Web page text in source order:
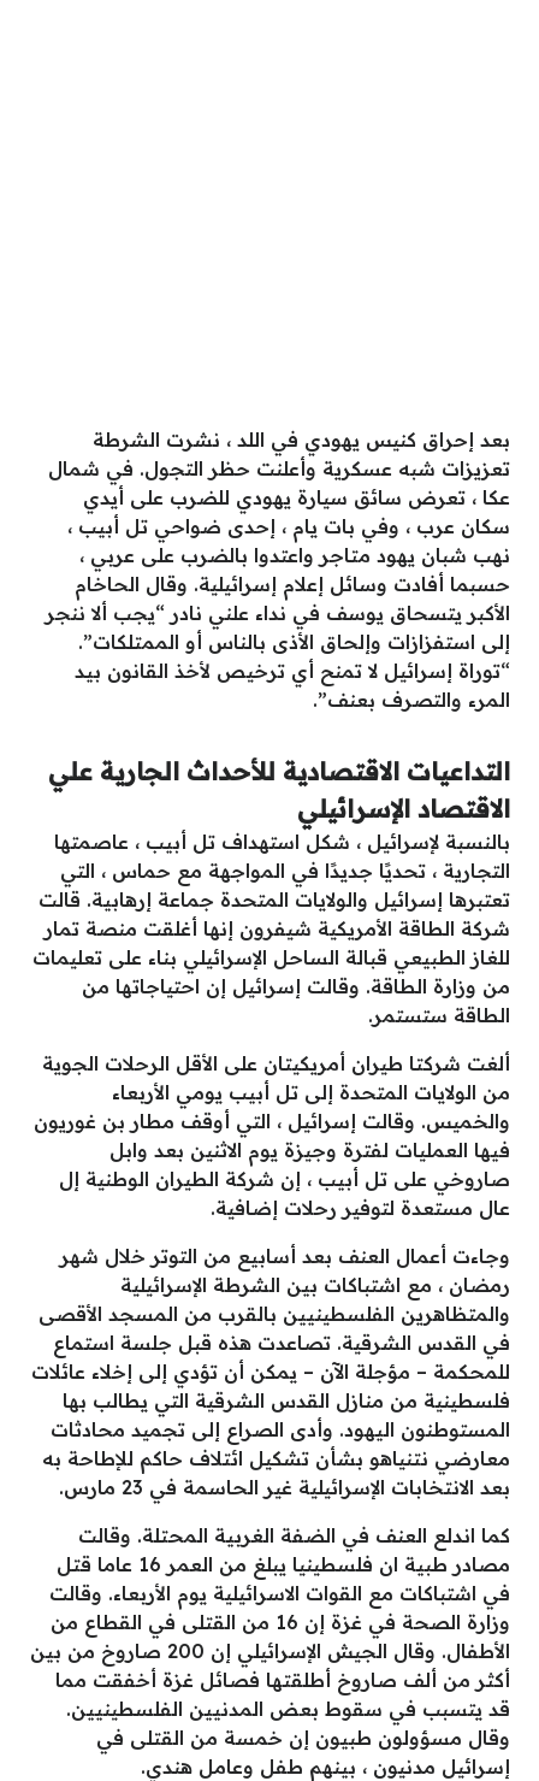
بعد إحراق كنيس يهودي في اللد ، نشرت الشرطة
تعزيزات شبه عسكرية وأعلنت حظر التجول. في شمال
عكا ، تعرض سائق سيارة يهودي للضرب على أيدي
سكان عرب ، وفي بات يام ، إحدى ضواحي تل أبيب ،
نهب شبان يهود متاجر واعتدوا بالضرب على عربي ،
حسبما أفادت وسائل إعلام إسرائيلية. وقال الحاخام
الأكبر يتسحاق يوسف في نداء علني نادر “يجب ألا ننجر
إلى استفزازات وإلحاق الأذى بالناس أو الممتلكات”.
“توراة إسرائيل لا تمنح أي ترخيص لأخذ القانون بيد
المرء والتصرف بعنف”.
التداعيات الاقتصادية للأحداث الجارية علي
الاقتصاد الإسرائيلي
بالنسبة لإسرائيل ، شكل استهداف تل أبيب ، عاصمتها
التجارية ، تحديًا جديدًا في المواجهة مع حماس ، التي
تعتبرها إسرائيل والولايات المتحدة جماعة إرهابية. قالت
شركة الطاقة الأمريكية شيفرون إنها أغلقت منصة تمار
للغاز الطبيعي قبالة الساحل الإسرائيلي بناء على تعليمات
من وزارة الطاقة. وقالت إسرائيل إن احتياجاتها من
الطاقة ستستمر.
ألغت شركتا طيران أمريكيتان على الأقل الرحلات الجوية
من الولايات المتحدة إلى تل أبيب يومي الأربعاء
والخميس. وقالت إسرائيل ، التي أوقف مطار بن غوريون
فيها العمليات لفترة وجيزة يوم الاثنين بعد وابل
صاروخي على تل أبيب ، إن شركة الطيران الوطنية إل
عال مستعدة لتوفير رحلات إضافية.
وجاءت أعمال العنف بعد أسابيع من التوتر خلال شهر
رمضان ، مع اشتباكات بين الشرطة الإسرائيلية
والمتظاهرين الفلسطينيين بالقرب من المسجد الأقصى
في القدس الشرقية. تصاعدت هذه قبل جلسة استماع
للمحكمة – مؤجلة الآن – يمكن أن تؤدي إلى إخلاء عائلات
فلسطينية من منازل القدس الشرقية التي يطالب بها
المستوطنون اليهود. وأدى الصراع إلى تجميد محادثات
معارضي نتنياهو بشأن تشكيل ائتلاف حاكم للإطاحة به
بعد الانتخابات الإسرائيلية غير الحاسمة في 23 مارس.
كما اندلع العنف في الضفة الغربية المحتلة. وقالت
مصادر طبية ان فلسطينيا يبلغ من العمر 16 عاما قتل
في اشتباكات مع القوات الاسرائيلية يوم الأربعاء. وقالت
وزارة الصحة في غزة إن 16 من القتلى في القطاع من
الأطفال. وقال الجيش الإسرائيلي إن 200 صاروخ من بين
أكثر من ألف صاروخ أطلقتها فصائل غزة أخفقت مما
قد يتسبب في سقوط بعض المدنيين الفلسطينيين.
وقال مسؤولون طبيون إن خمسة من القتلى في
إسرائيل مدنيون ، بينهم طفل وعامل هندي.